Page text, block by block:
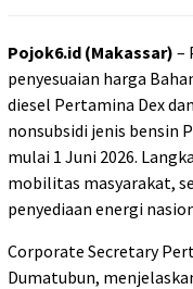
Pojok6.id (Makassar) –
penyesuaian harga
diesel Pertamina Dex
nonsubsidi jenis bensin
mulai 1 Juni 2026.
mobilitas masyarakat,
penyediaan energi
Corporate Secretary
Dumatubun,